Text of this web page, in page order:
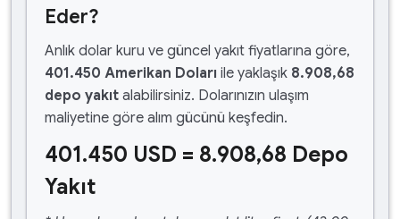
Eder?
Anlık dolar kuru ve güncel yakıt fiyatlarına göre,
401.450 Amerikan Doları ile yaklaşık 8.908,68
depo yakıt alabilirsiniz. Dolarınızın ulaşım
maliyetine göre alım gücünü keşfedin.
401.450 USD = 8.908,68 Depo
Yakıt